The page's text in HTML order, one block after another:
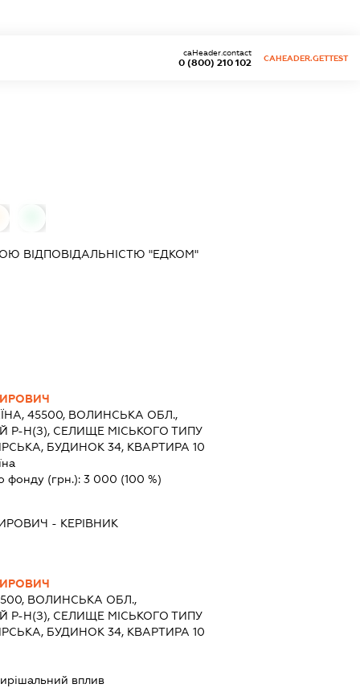
0 (800) 210 102
caHeader.contact
CAHEADER.GETTEST
ВІДПОВІДАЛЬНІСТЮ "ЕДКОМ"
45500, ВОЛИНСЬКА ОБЛ.,
Н(З), СЕЛИЩЕ МІСЬКОГО ТИПУ
БУДИНОК 34, КВАРТИРА 10
фонду (грн.): 3 000 (100 %)
- КЕРІВНИК
ВОЛИНСЬКА ОБЛ.,
Н(З), СЕЛИЩЕ МІСЬКОГО ТИПУ
БУДИНОК 34, КВАРТИРА 10
вплив